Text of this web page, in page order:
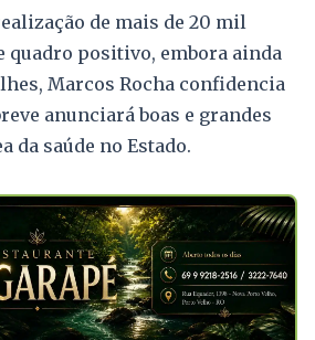
de mais de 20 mil
quadro positivo, embora ainda
Marcos Rocha confidencia
anunciará boas e grandes
da saúde no Estado.